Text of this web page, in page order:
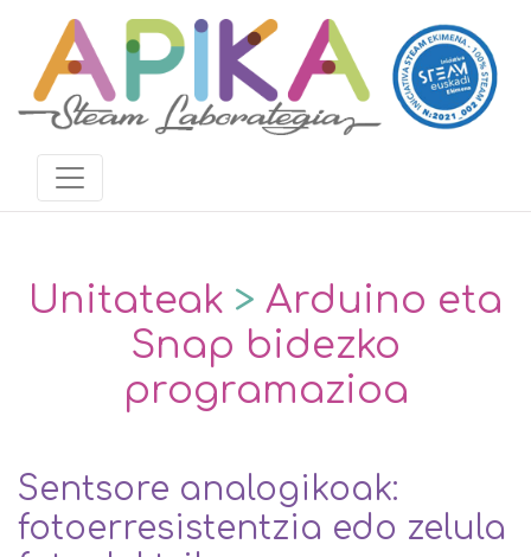
Unitateak > Arduino eta
Snap bidezko
programazioa
Sentsore analogikoak:
fotoerresistentzia edo zelula